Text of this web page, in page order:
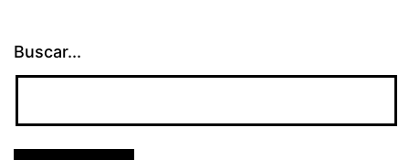
Buscar...